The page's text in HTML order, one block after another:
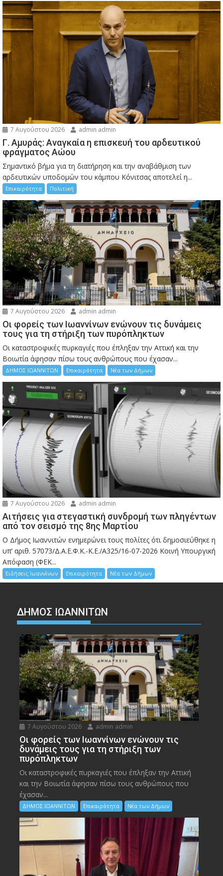
7 Αυγούστου 2026 admin admin
Γ. Αμυράς: Αναγκαία η επισκευή του αρδευτικού
φράγματος Αώου
Σημαντικό βήμα για τη διατήρηση και την αναβάθμιση των
αρδευτικών υποδομών του κάμπου Κόνιτσας αποτελεί η...
Επικαιρότητα Πολιτική
7 Αυγούστου 2026 admin admin
Οι φορείς των Ιωαννίνων ενώνουν τις δυνάμεις
τους για τη στήριξη των πυρόπληκτων
Οι καταστροφικές πυρκαγιές που έπληξαν την Αττική και την
Bοιωτία άφησαν πίσω τους ανθρώπους που έχασαν...
ΔΗΜΟΣ ΙΩΑΝΝΙΤΩΝ Επικαιρότητα Νέα των Δήμων
7 Αυγούστου 2026 admin admin
Αιτήσεις για στεγαστική συνδρομή των πληγέντων
από τον σεισμό της 8ης Μαρτίου
Ο Δήμος Ιωαννιτών ενημερώνει τους πολίτες ότι δημοσιεύθηκε η
υπ’ αριθ. 57073/Δ.Α.Ε.Φ.Κ.-Κ.Ε./Α325/16-07-2026 Κοινή Υπουργική
Απόφαση (ΦΕΚ...
Ειδήσεις Ιωαννίνων Επικαιρότητα Νέα των Δήμων
ΔΗΜΟΣ ΙΩΑΝΝΙΤΩΝ
7 Αυγούστου 2026 admin admin
Οι φορείς των Ιωαννίνων ενώνουν τις
δυνάμεις τους για τη στήριξη των
πυρόπληκτων
Οι καταστροφικές πυρκαγιές που έπληξαν την Αττική
και την Bοιωτία άφησαν πίσω τους ανθρώπους που
έχασαν...
ΔΗΜΟΣ ΙΩΑΝΝΙΤΩΝ Επικαιρότητα Νέα των Δήμων